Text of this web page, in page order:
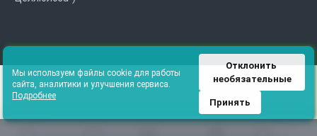
Мы используем файлы cookie для работы
сайта, аналитики и улучшения сервиса.
Подробнее
Отклонить
необязательные
Принять